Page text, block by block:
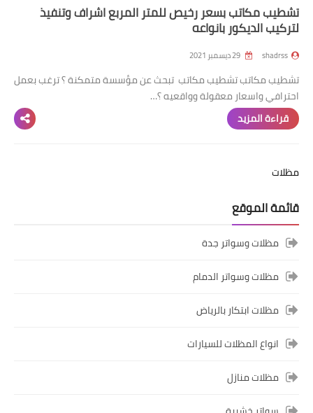
تشطيب مكاتب بسعر رخيص للمتر المربع اشراف وتنفيذ
لتركيب الديكور بانواعه
shadrss
تشطيب مكاتب تشطيب مكاتب تبحث عن مؤسسة متمكنة ؟ ترغب بعمل
احترافي واسعار معقولة وواقعيه ؟…
قراءة المزيد
مظلات
قائمة الموقع
مظلات وسواتر جدة
مظلات وسواتر الدمام
مظلات ابتكار بالرياض
انواع المظلات للسيارات
مظلات منازل